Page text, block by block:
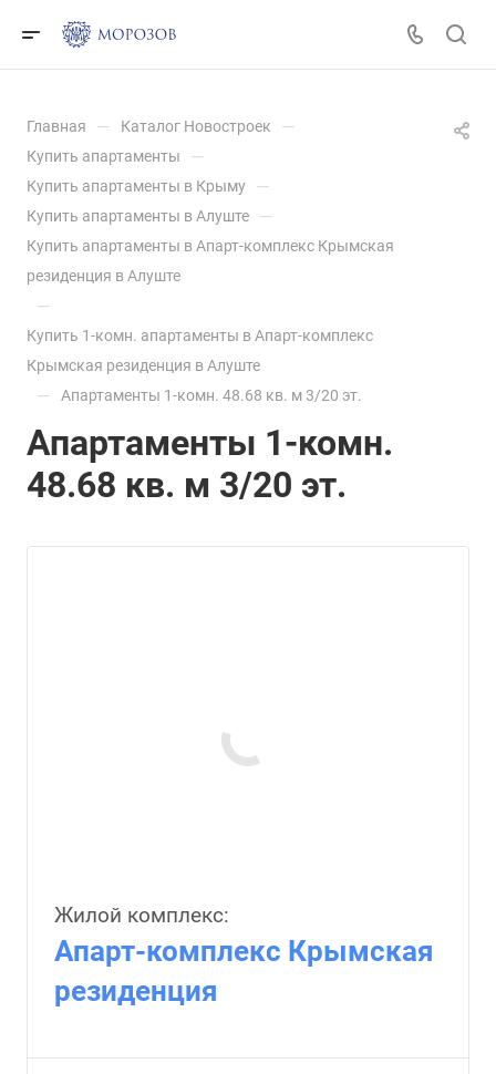
Главная — Каталог Новостроек —
Купить апартаменты —
Купить апартаменты в Крыму —
Купить апартаменты в Алуште —
Купить апартаменты в Апарт-комплекс Крымская
резиденция в Алуште
—
Купить 1-комн. апартаменты в Апарт-комплекс
Крымская резиденция в Алуште
— Апартаменты 1-комн. 48.68 кв. м 3/20 эт.
Апартаменты 1-комн.
48.68 кв. м 3/20 эт.
Жилой комплекс:
Апарт-комплекс Крымская
резиденция